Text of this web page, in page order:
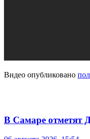
Видео опубликовано
В Самаре отметят